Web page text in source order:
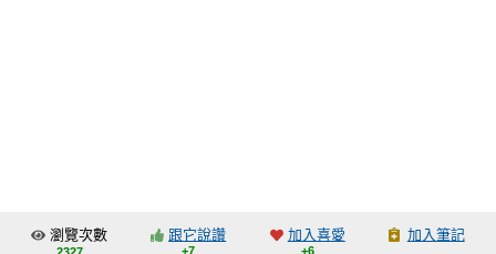
交流中心
瀏覽次數 跟它說讚
+7
加入喜愛
+6
加入筆記